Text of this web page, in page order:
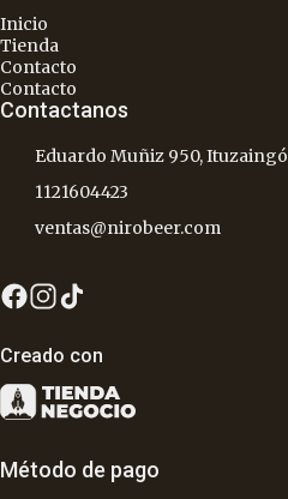
Inicio
Tienda
Contacto
Contacto
Contactanos
Eduardo Muñiz 950, Ituzaingó
1121604423
ventas@nirobeer.com
Creado con
Método de pago